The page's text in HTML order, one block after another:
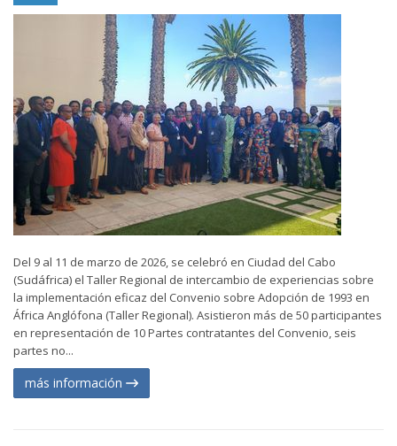
Del 9 al 11 de marzo de 2026, se celebró en Ciudad del Cabo
(Sudáfrica) el Taller Regional de intercambio de experiencias sobre
la implementación eficaz del Convenio sobre Adopción de 1993 en
África Anglófona (Taller Regional). Asistieron más de 50 participantes
en representación de 10 Partes contratantes del Convenio, seis
partes no...
más información